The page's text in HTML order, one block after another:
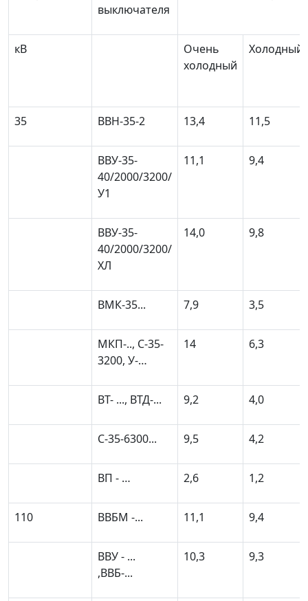
выключателя
кВ
Очень
холодный
Холодный
35 ВВН-35-2 13,4 11,5
ВВУ-35-
40/2000/3200/
У1
11,1 9,4
ВВУ-35-
40/2000/3200/
ХЛ
14,0 9,8
ВМК-35... 7,9 3,5
МКП-.., С-35-
3200, У-…
14 6,3
ВТ- ..., ВТД-... 9,2 4,0
С-35-6300... 9,5 4,2
ВП - … 2,6 1,2
110 ВВБМ -... 11,1 9,4
ВВУ - ...
,ВВБ-...
10,3 9,3